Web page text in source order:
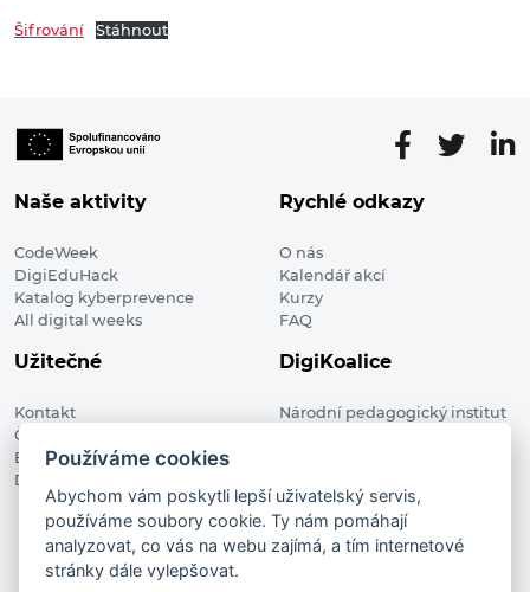
Šifrování Stáhnout
Naše aktivity
CodeWeek
DigiEduHack
Katalog kyberprevence
All digital weeks
Rychlé odkazy
O nás
Kalendář akcí
Kurzy
FAQ
Užitečné
Kontakt
Členské organizace
Blog
Digitalizace ve vzdělávání
DigiKoalice
Národní pedagogický institut
DigiKoalice 2021. All rights reserved
Vstup do administrace
Používáme cookies
Abychom vám poskytli lepší uživatelský servis,
používáme soubory cookie. Ty nám pomáhají
analyzovat, co vás na webu zajímá, a tím internetové
stránky dále vylepšovat.